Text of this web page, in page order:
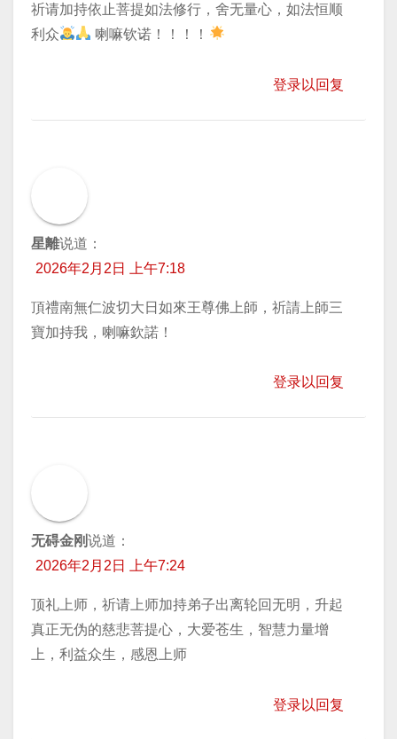
祈请加持​依止菩提如法修行，舍无量心，如法恒顺
利众
喇嘛钦诺！！！！
登录以回复
星離说道：
2026年2月2日 上午7:18
頂禮南無仁波切大日如來王尊佛上師，祈請上師三
寶加持我，喇嘛欽諾！
登录以回复
无碍金刚说道：
2026年2月2日 上午7:24
顶礼上师，祈请上师加持弟子出离轮回无明，升起
真正无伪的慈悲菩提心，大爱苍生，智慧力量增
上，利益众生，感恩上师
登录以回复